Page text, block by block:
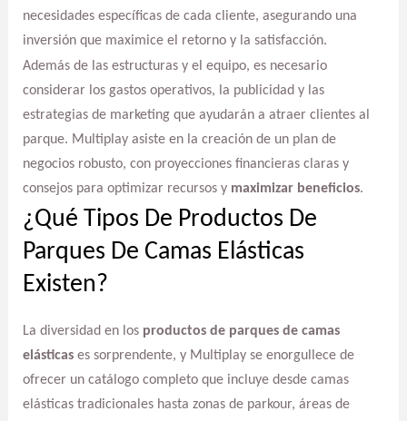
necesidades específicas de cada cliente, asegurando una
inversión que maximice el retorno y la satisfacción.
Además de las estructuras y el equipo, es necesario
considerar los gastos operativos, la publicidad y las
estrategias de marketing que ayudarán a atraer clientes al
parque. Multiplay asiste en la creación de un plan de
negocios robusto, con proyecciones financieras claras y
consejos para optimizar recursos y maximizar beneficios.
¿Qué Tipos De Productos De
Parques De Camas Elásticas
Existen?
La diversidad en los productos de parques de camas
elásticases sorprendente, y Multiplay se enorgullece de
ofrecer un catálogo completo que incluye desde camas
elásticas tradicionales hasta zonas de parkour, áreas de